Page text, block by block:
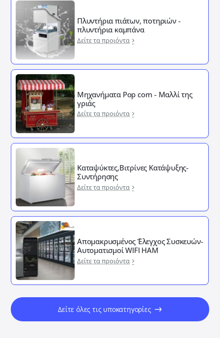
Πλυντήρια πιάτων, ποτηριών -
πλυντήρια καμπάνα
Δείτε τα προιόντα
Μηχανήματα Pop corn - Μαλλί της
γριάς
Δείτε τα προιόντα
Καταψύκτες,Βιτρίνες Κατάψυξης-
Συντήρησης
Δείτε τα προιόντα
Απομακρυσμένος ΄Έλεγχος Συσκευών-
Αυτοματισμοί WIFI HAM
Δείτε τα προιόντα
Δείτε όλες τις υποκατηγορίες